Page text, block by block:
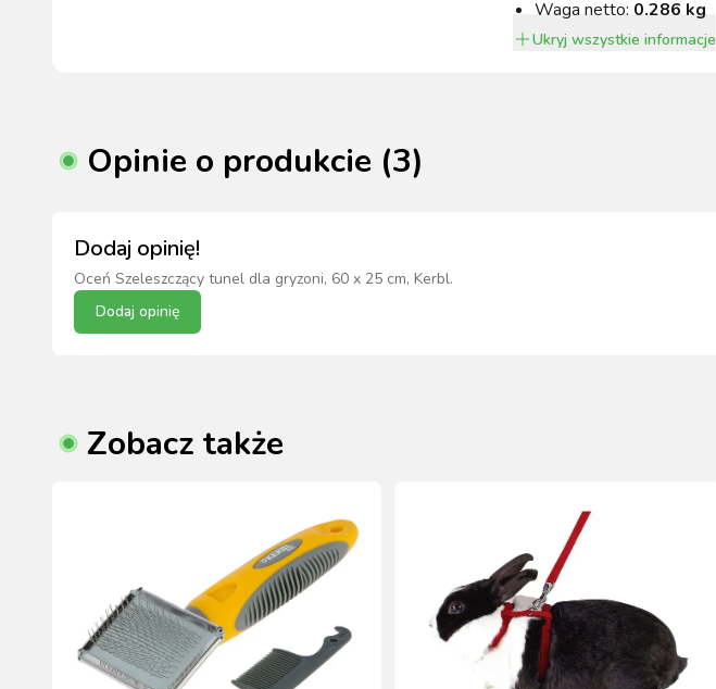
Waga netto: 0.286 kg
Ukryj wszystkie informacje
Opinie o produkcie (3)
Dodaj opinię!
Oceń Szeleszczący tunel dla gryzoni, 60 x 25 cm, Kerbl.
Dodaj opinię
Zobacz także